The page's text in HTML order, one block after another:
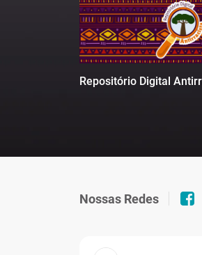
Repositório Digital
Nossas Redes